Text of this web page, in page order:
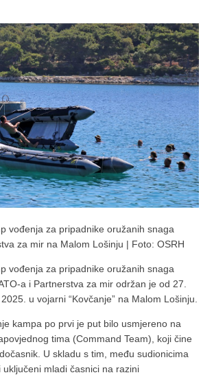
vođenja za pripadnike oružanih snaga
za mir na Malom Lošinju | Foto: OSRH
vođenja za pripadnike oružanih snaga
a i Partnerstva za mir održan je od 27.
u vojarni “Kovčanje” na Malom Lošinju.
kampa po prvi je put bilo usmjereno na
tima (Command Team), koji čine
U skladu s tim, među sudionicima
mladi časnici na razini